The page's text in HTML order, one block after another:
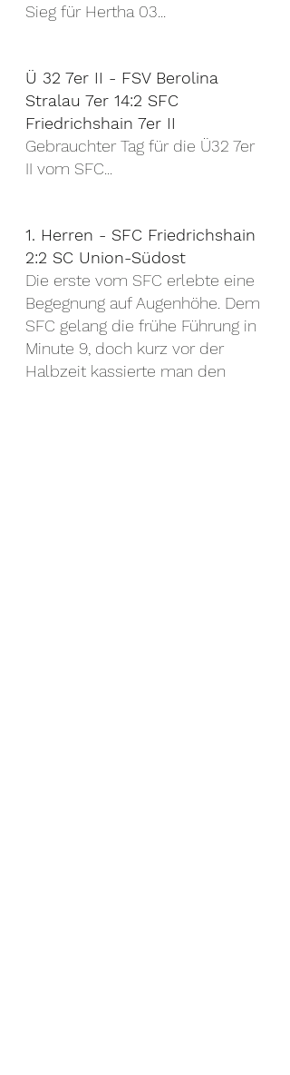
Sieg für Hertha 03...
Ü 32 7er II - FSV Berolina
Stralau 7er 14:2 SFC
Friedrichshain 7er II
Gebrauchter Tag für die Ü32 7er
II vom SFC...
1. Herren - SFC Friedrichshain
2:2 SC Union-Südost
Die erste vom SFC erlebte eine
Begegnung auf Augenhöhe. Dem
SFC gelang die frühe Führung in
Minute 9, doch kurz vor der
Halbzeit kassierte man den